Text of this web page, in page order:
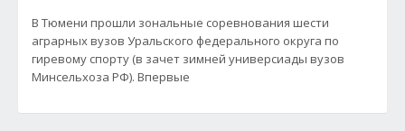
В Тюмени прошли зональные соревнования шести
аграрных вузов Уральского федерального округа по
гиревому спорту (в зачет зимней универсиады вузов
Минсельхоза РФ). Впервые